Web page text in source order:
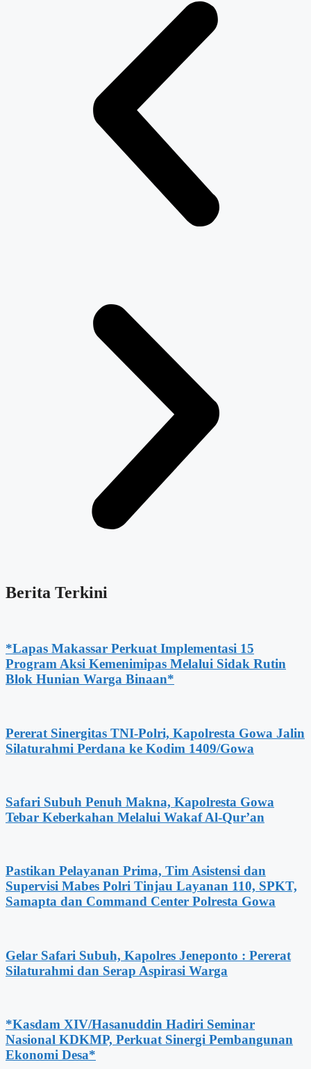
Berita Terkini
*Lapas Makassar Perkuat Implementasi 15
Program Aksi Kemenimipas Melalui Sidak Rutin
Blok Hunian Warga Binaan*
Pererat Sinergitas TNI-Polri, Kapolresta Gowa Jalin
Silaturahmi Perdana ke Kodim 1409/Gowa
Safari Subuh Penuh Makna, Kapolresta Gowa
Tebar Keberkahan Melalui Wakaf Al-Qur’an
Pastikan Pelayanan Prima, Tim Asistensi dan
Supervisi Mabes Polri Tinjau Layanan 110, SPKT,
Samapta dan Command Center Polresta Gowa
Gelar Safari Subuh, Kapolres Jeneponto : Pererat
Silaturahmi dan Serap Aspirasi Warga
*Kasdam XIV/Hasanuddin Hadiri Seminar
Nasional KDKMP, Perkuat Sinergi Pembangunan
Ekonomi Desa*